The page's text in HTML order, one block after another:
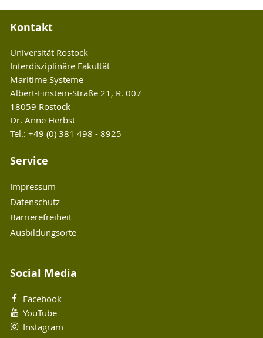
Kontakt
Universität Rostock
Interdisziplinäre Fakultät
Maritime Systeme
Albert-Einstein-Straße 21, R. 007
18059 Rostock
Dr. Anne Herbst
Tel.: +49 (0) 381 498 - 8925
Service
Impressum
Datenschutz
Barrierefreiheit
Ausbildungsorte
Social Media
Facebook
YouTube
Instagram